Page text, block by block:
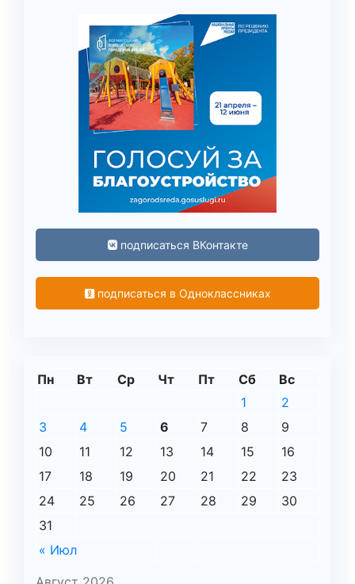
подписаться ВКонтакте
подписаться в Одноклассниках
Пн Вт Ср Чт Пт Сб Вс
« Июл
1
2
3
4 5 6 7 8
9
10
11 12 13 14 15
16
17
18 19 20 21 22
23
24
25 26 27 28 29
30
31